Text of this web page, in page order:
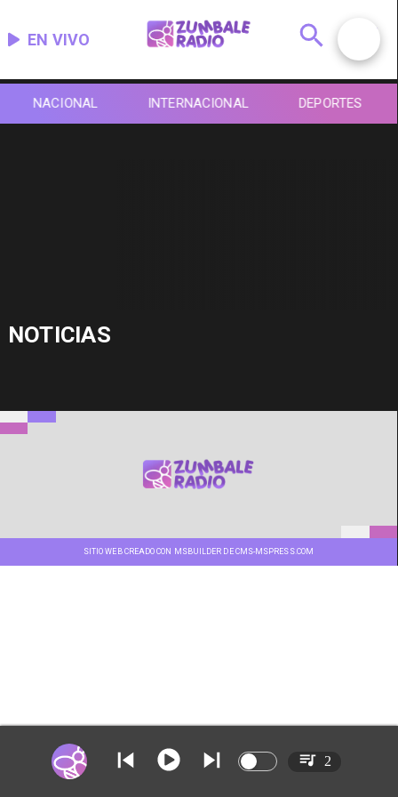
EN VIVO
NACIONAL INTERNACIONAL DEPORTES
NOTICIAS
SITIO WEB CREADO CON MSBUILDER DE CMS-MSPRESS.COM
2